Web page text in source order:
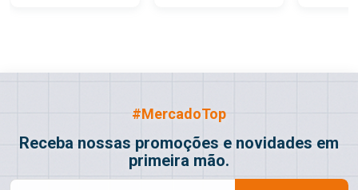
#MercadoTop
Receba nossas promoções e novidades em
primeira mão.